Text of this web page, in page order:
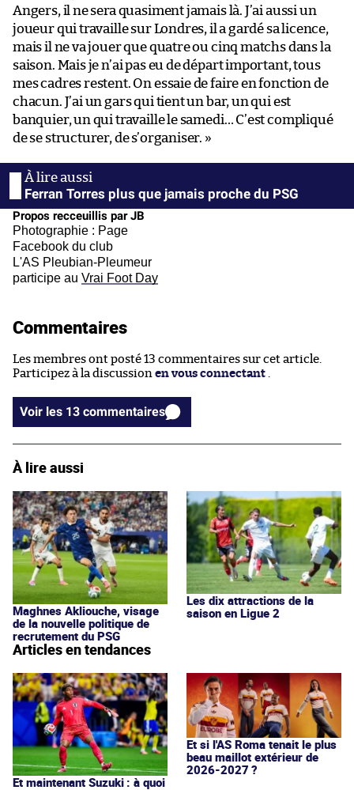
Angers, il ne sera quasiment jamais là. J’ai aussi un
joueur qui travaille sur Londres, il a gardé sa licence,
mais il ne va jouer que quatre ou cinq matchs dans la
saison. Mais je n’ai pas eu de départ important, tous
mes cadres restent. On essaie de faire en fonction de
chacun. J’ai un gars qui tient un bar, un qui est
banquier, un qui travaille le samedi… C’est compliqué
de se structurer, de s’organiser. »
Ferran Torres plus que jamais proche du PSG
Propos recceuillis par JB
Photographie : Page
Facebook du club
L'AS Pleubian-Pleumeur
participe au Vrai Foot Day
Commentaires
Les membres ont posté 13 commentaires sur cet article.
Participez à la discussion en vous connectant .
Voir les 13 commentaires
À lire aussi
Maghnes Akliouche, visage
de la nouvelle politique de
recrutement du PSG
Les dix attractions de la
saison en Ligue 2
Articles en tendances
Et maintenant Suzuki : à quoi
Et si l'AS Roma tenait le plus
beau maillot extérieur de
2026-2027 ?